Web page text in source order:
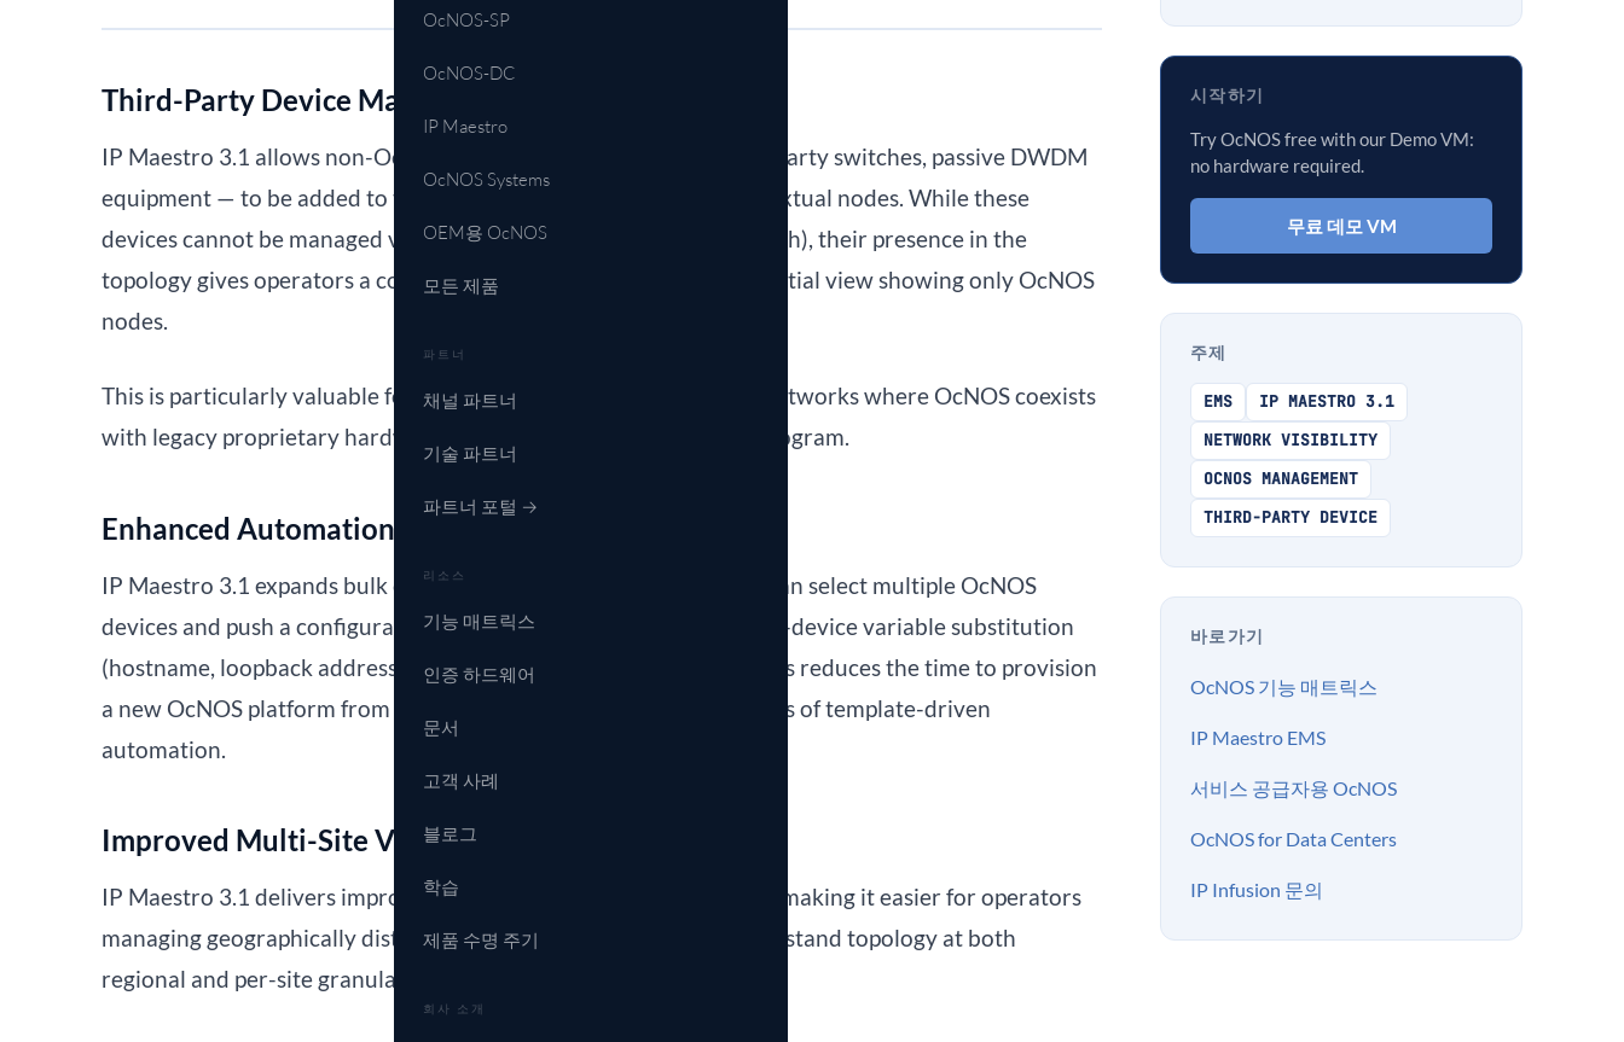
OcNOS-SP
OcNOS-DC
IP Maestro
OcNOS Systems
OEM용 OcNOS
모든 제품
파트너
채널 파트너
기술 파트너
파트너 포털 →
리소스
기능 매트릭스
인증 하드웨어
문서
고객 사례
블로그
학습
제품 수명 주기
회사 소개
Third-Party Device Mapping
IP Maestro 3.1 allows non-OcNOS devices — legacy routers, third-party switches, passive DWDM
equipment — to be added to the IP Maestro topology view as contextual nodes. While these
devices cannot be managed via IP Maestro (no NETCONF/gNMI push), their presence in the
topology gives operators a complete network map rather than a partial view showing only OcNOS
nodes.
This is particularly valuable for operations teams managing large networks where OcNOS coexists
with legacy proprietary hardware during a multi-year migration program.
Enhanced Automation and Bulk Operations
IP Maestro 3.1 expands bulk configuration capabilities: operators can select multiple OcNOS
devices and push a configuration template simultaneously, with per-device variable substitution
(hostname, loopback address, SID index) handled automatically. This reduces the time to provision
a new OcNOS platform from minutes of manual CLI work to seconds of template-driven
automation.
Improved Multi-Site Visibility
IP Maestro 3.1 delivers improved multi-site topology visualization, making it easier for operators
managing geographically distributed OcNOS deployments to understand topology at both
regional and per-site granularity from a single dashboard.
시작하기
Try OcNOS free with our Demo VM:
no hardware required.
무료 데모 VM
주제
EMS
IP MAESTRO 3.1
NETWORK VISIBILITY
OCNOS MANAGEMENT
THIRD-PARTY DEVICE
바로가기
OcNOS 기능 매트릭스
IP Maestro EMS
서비스 공급자용 OcNOS
OcNOS for Data Centers
IP Infusion 문의